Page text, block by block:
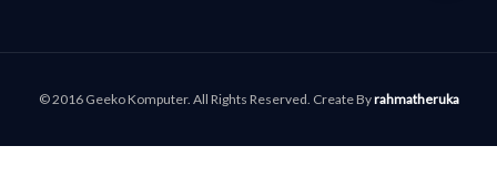
© 2016 Geeko Komputer. All Rights Reserved. Create Byrahmatheruka